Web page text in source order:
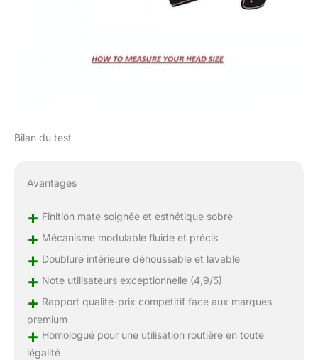
Bilan du test
Avantages
+ Finition mate soignée et esthétique sobre
+ Mécanisme modulable fluide et précis
+ Doublure intérieure déhoussable et lavable
+ Note utilisateurs exceptionnelle (4,9/5)
+ Rapport qualité-prix compétitif face aux marques
premium
+ Homologué pour une utilisation routière en toute
légalité